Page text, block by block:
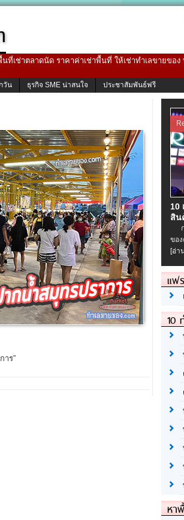
เช่าตลาดนัด ราคาค่าเช่าพื้นที่ ให้เช่าทำเลขายขอ
วัน ธุรกิจ SME น่าสนใจ ประชาสัมพันธ์ฟรี
าร”
10
สิน
ก
ขอ
[อ่า
แฟ
10
หา